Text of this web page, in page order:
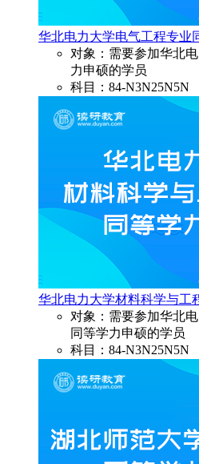
华北电力大学电气工程专业
对象：需要参加华北
力申硕的学员
科目：84-N3N25N5N
华北电力大学材料科学与工
对象：需要参加华北
同等学力申硕的学员
科目：84-N3N25N5N